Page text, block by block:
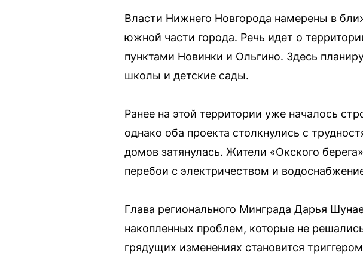
Власти Нижнего Новгорода намерены в
южной части города. Речь идет о
пунктами Новинки и Ольгино. Здесь
школы и детские сады.
Ранее на этой территории уже началось
однако оба проекта столкнулись с
домов затянулась. Жители «Окского
перебои с электричеством и
Глава регионального Минграда Дарья
накопленных проблем, которые не
грядущих изменениях становится